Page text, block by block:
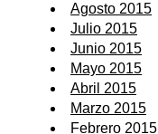
Agosto 2015
Julio 2015
Junio 2015
Mayo 2015
Abril 2015
Marzo 2015
Febrero 2015